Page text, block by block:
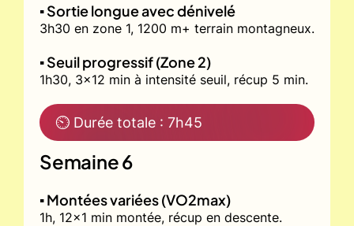
▪️ Sortie longue avec dénivelé
3h30 en zone 1, 1200 m+ terrain montagneux.
▪️ Seuil progressif (Zone 2)
1h30, 3x12 min à intensité seuil, récup 5 min.
⏲ Durée totale : 7h45
Semaine 6
▪️ Montées variées (VO2max)
1h, 12x1 min montée, récup en descente.